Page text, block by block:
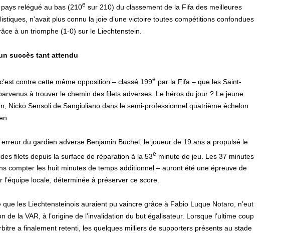
relégué au bas (210e sur 210) du classement de la Fifa des meilleures
n’avait plus connu la joie d’une victoire toutes compétitions confondues
à un triomphe (1-0) sur le Liechtenstein.
succès tant attendu
contre cette même opposition – classé 199e par la Fifa – que les Saint-
à trouver le chemin des filets adverses. Le héros du jour ? Le jeune
Nicko Sensoli de Sangiuliano dans le semi-professionnel quatrième échelon
erreur du gardien adverse Benjamin Buchel, le joueur de 19 ans a propulsé le
filets depuis la surface de réparation à la 53e minute de jeu. Les 37 minutes
compter les huit minutes de temps additionnel – auront été une épreuve de
l’équipe locale, déterminée à préserver ce score.
que les Liechtensteinois auraient pu vaincre grâce à Fabio Luque Notaro, n’eut
de la VAR, à l’origine de l’invalidation du but égalisateur. Lorsque l’ultime coup
a finalement retenti, les quelques milliers de supporters présents au stade